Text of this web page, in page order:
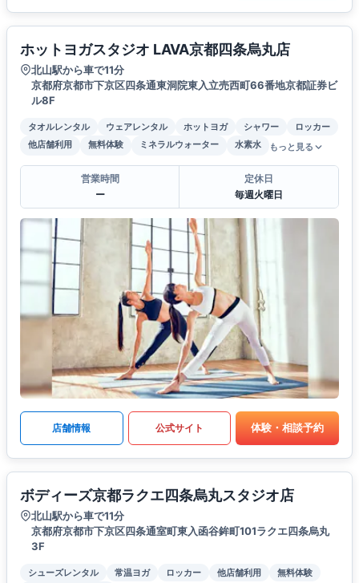
ホットヨガスタジオ LAVA京都四条烏丸店
北山駅から車で11分
京都府京都市下京区四条通東洞院東入立売西町66番地京都証券ビ
ル8F
タオルレンタル ウェアレンタル ホットヨガ シャワー
ロッカー
他店舗利用
無料体験 ミネラルウォーター 水素水 もっと見る
営業時間
ー
定休日
毎週火曜日
店舗情報 公式サイト 体験・相談予約
ボディーズ京都ラクエ四条烏丸スタジオ店
北山駅から車で11分
京都府京都市下京区四条通室町東入函谷鉾町101ラクエ四条烏丸
3F
シューズレンタル 常温ヨガ ロッカー 他店舗利用
無料体験